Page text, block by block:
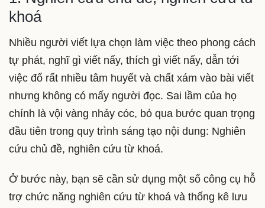
khoá
Nhiều người viết lựa chọn làm việc theo phong cách
tự phát, nghĩ gì viết nấy, thích gì viết nấy, dẫn tới
việc đổ rất nhiều tâm huyết và chất xám vào bài viết
nhưng không có mấy người đọc. Sai lầm của họ
chính là vội vàng nhảy cóc, bỏ qua bước quan trọng
đầu tiên trong quy trình sáng tạo nội dung: Nghiên
cứu chủ đề, nghiên cứu từ khoá.
Ở bước này, bạn sẽ cần sử dụng một số công cụ hỗ
trợ chức năng nghiên cứu từ khoá và thống kê lưu